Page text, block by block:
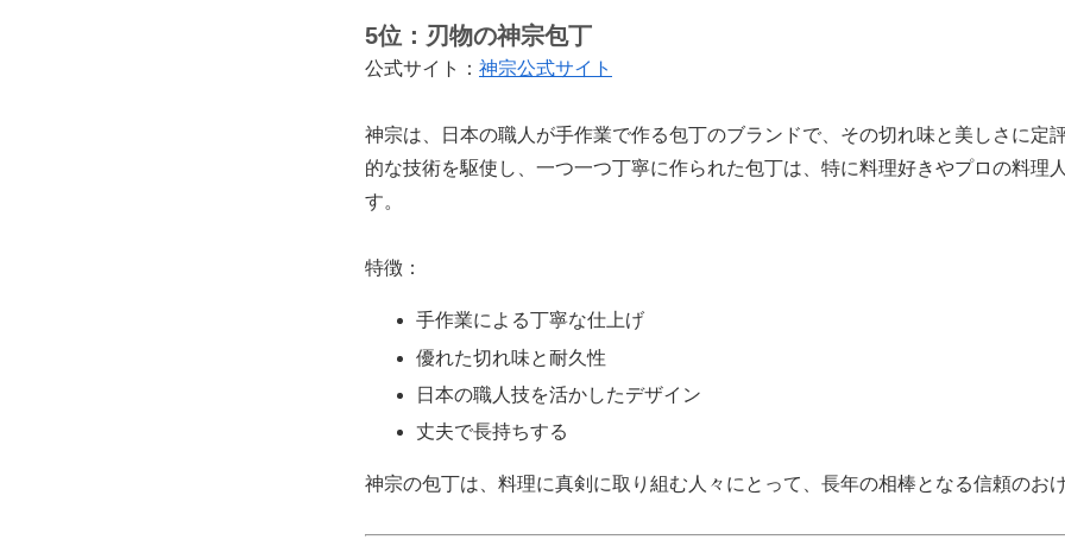
5位： 刃物の神宗包丁
公式サイト： 神宗公式サイト
神宗は、日本の職人が手作業で作る包丁のブランドで、その切れ味と美しさに定
的な技術を駆使し、一つ一つ丁寧に作られた包丁は、特に料理好きやプロの料理
す。
特徴：
手作業による丁寧な仕上げ
優れた切れ味と耐久性
日本の職人技を活かしたデザイン
丈夫で長持ちする
神宗の包丁は、料理に真剣に取り組む人々にとって、長年の相棒となる信頼のお